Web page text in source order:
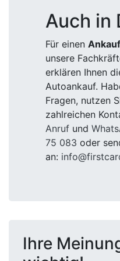
Auch in
Für einen
unsere
erklären Ihnen
Autoankauf.
Fragen, nutzen
zahlreichen
Anruf und
75 083 oder
an:
Ihre